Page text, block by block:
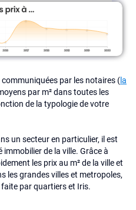
par les notaires (la
par m² dans toutes les
de la typologie de votre
un secteur en particulier, il est
de la ville. Grâce à
les prix au m² de la ville et
les grandes villes et metropoles,
par quartiers et Iris.